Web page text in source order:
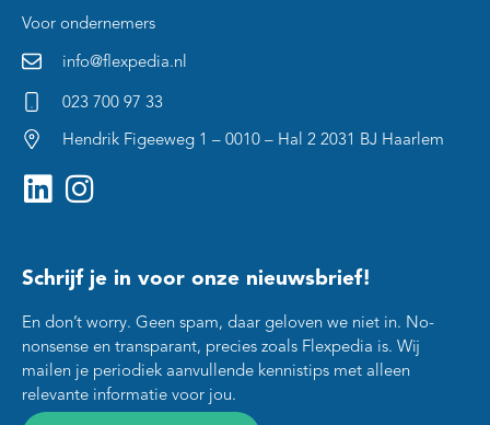
Voor ondernemers
info@flexpedia.nl
023 700 97 33
Hendrik Figeeweg 1 – 0010 – Hal 2 2031 BJ Haarlem
Schrijf je in voor onze nieuwsbrief!
En don’t worry. Geen spam, daar geloven we niet in. No-
nonsense en transparant, precies zoals Flexpedia is. Wij
mailen je periodiek aanvullende kennistips met alleen
relevante informatie voor jou.